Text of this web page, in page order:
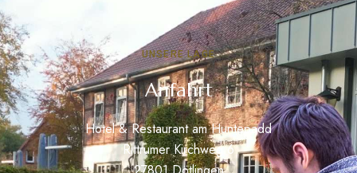
UNSERE LAGE
Anfahrt
Hotel & Restaurant am Huntepadd
Rittrumer Kirchweg 6